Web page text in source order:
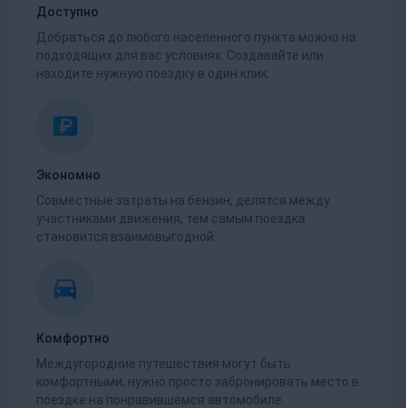
Доступно
Добраться до любого населенного пункта можно на
подходящих для вас условиях. Создавайте или
находите нужную поездку в один клик.
Экономно
Совместные затраты на бензин, делятся между
участниками движения, тем самым поездка
становится взаимовыгодной.
Комфортно
Междугородние путешествия могут быть
комфортными, нужно просто забронировать место в
поездке на понравившемся автомобиле.